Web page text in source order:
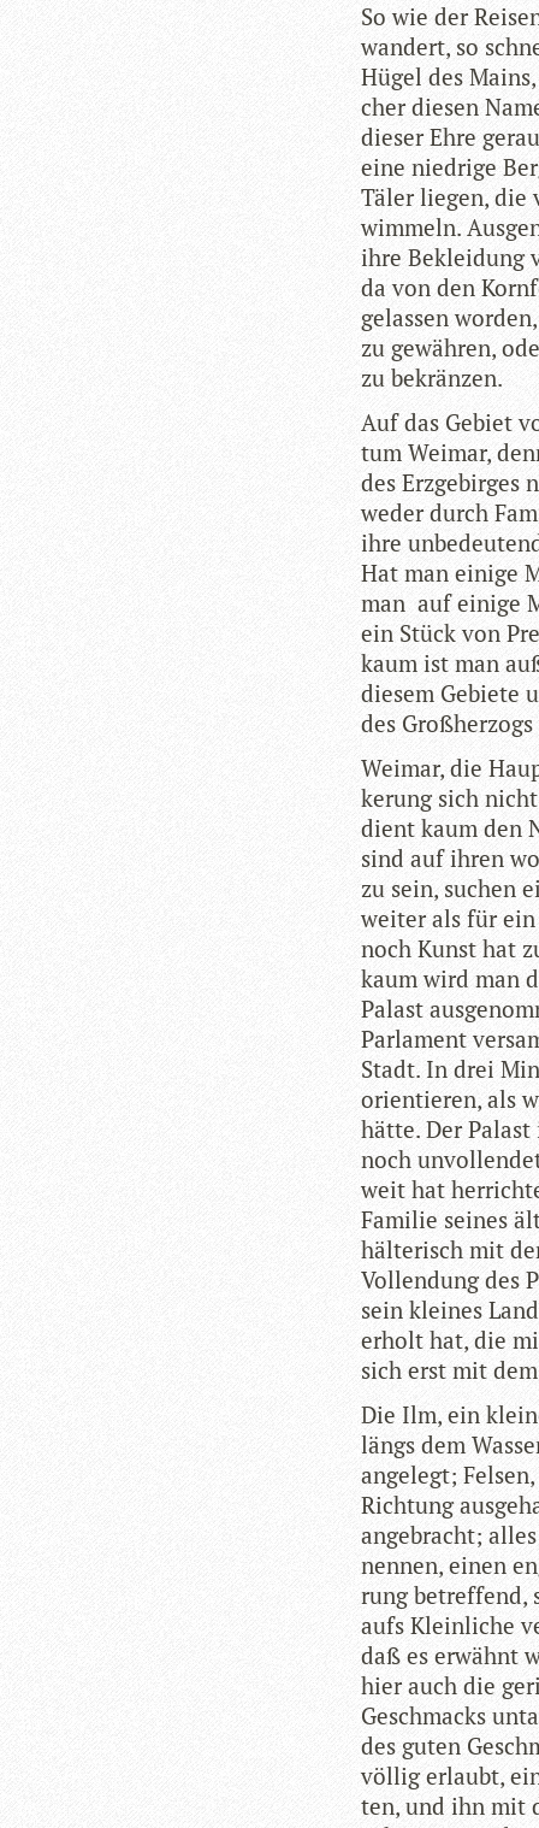
So wie der
wan­dert, so
Hügel des
cher die­sen
die­ser Ehre
eine nied­rige
Täler lie­gen, die
wim­meln.
ihre Beklei­dung
da von den
gelas­sen
zu gewäh­ren,
zu bekränzen.
Auf das Gebiet
tum Wei­mar,
des Erz­ge­bir­ges
we­der durch
ihre
Hat man einige
man auf einige
ein Stück von
kaum ist man
die­sem Gebiete
des
Wei­mar, die
ke­rung sich
dient kaum den
sind auf ihren
zu sein, suchen
wei­ter als für
noch Kunst hat
kaum wird man
Palast
Par­la­ment
Stadt. In drei
ori­en­tie­ren, als
hätte. Der
noch
weit hat
Fami­lie sei­nes
häl­te­risch mit
Voll­endung des
sein klei­nes
erholt hat, die
sich erst mit
Die Ilm, ein
längs dem
ange­legt;
Rich­tung
ange­bracht;
nen­nen, einen
rung betref­fend,
aufs Klein­li­che
daß es erwähnt
hier auch die
Geschmacks
des guten
völ­lig erlaubt,
ten, und ihn mit